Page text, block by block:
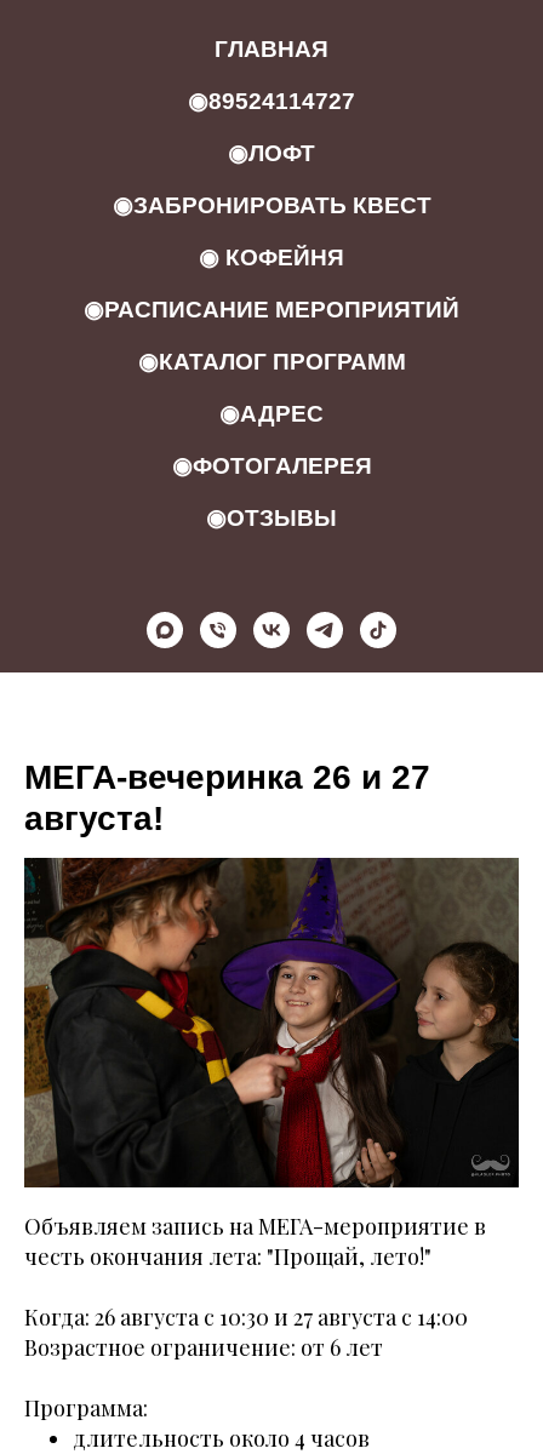
ГЛАВНАЯ
◉89524114727
◉ЛОФТ
◉ЗАБРОНИРОВАТЬ КВЕСТ
◉ КОФЕЙНЯ
◉РАСПИСАНИЕ МЕРОПРИЯТИЙ
◉КАТАЛОГ ПРОГРАММ
◉АДРЕС
◉ФОТОГАЛЕРЕЯ
◉ОТЗЫВЫ
МЕГА-вечеринка 26 и 27
августа!
Объявляем запись на МЕГА-мероприятие в
честь окончания лета: "Прощай, лето!"
Когда: 26 августа с 10:30 и 27 августа с 14:00
Возрастное ограничение: от 6 лет
Программа:
длительность около 4 часов